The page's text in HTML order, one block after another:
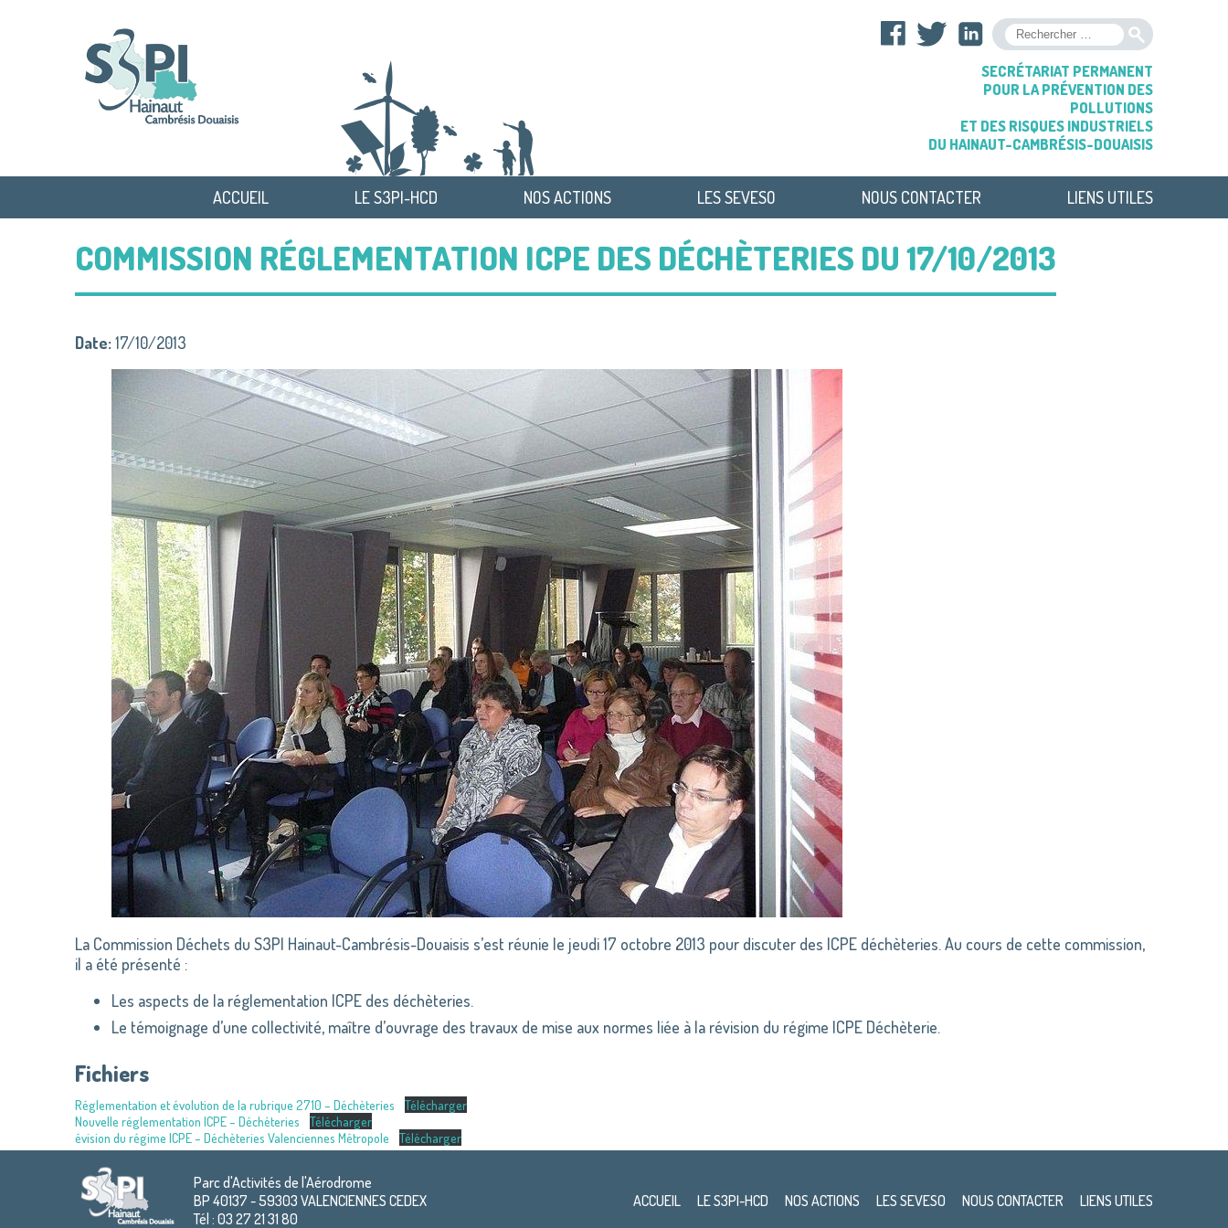
SECRÉTARIAT PERMANENT
POUR LA PRÉVENTION DES
POLLUTIONS
ET DES RISQUES INDUSTRIELS
DU HAINAUT-CAMBRÉSIS-DOUAISIS
ACCUEIL LE S3PI-HCD NOS ACTIONS LES SEVESO NOUS CONTACTER LIENS UTILES
COMMISSION RÉGLEMENTATION ICPE DES DÉCHÈTERIES DU 17/10/2013
Date:17/10/2013
La Commission Déchets du S3PI Hainaut-Cambrésis-Douaisis s’est réunie le jeudi 17 octobre 2013 pour discuter des ICPE déchèteries. Au cours de cette commission,
il a été présenté :
Les aspects de la réglementation ICPE des déchèteries.
Le témoignage d’une collectivité, maître d’ouvrage des travaux de mise aux normes liée à la révision du régime ICPE Déchèterie.
Fichiers
Réglementation et évolution de la rubrique 2710 – Déchèteries
Télécharger
Nouvelle réglementation ICPE – Déchèteries
Télécharger
évision du régime ICPE – Déchèteries Valenciennes Métropole
Télécharger
Parc d'Activités de l'Aérodrome
BP 40137 - 59303 VALENCIENNES CEDEX
Tél : 03 27 21 31 80
ACCUEIL LE S3PI-HCD NOS ACTIONS LES SEVESO NOUS CONTACTER LIENS UTILES